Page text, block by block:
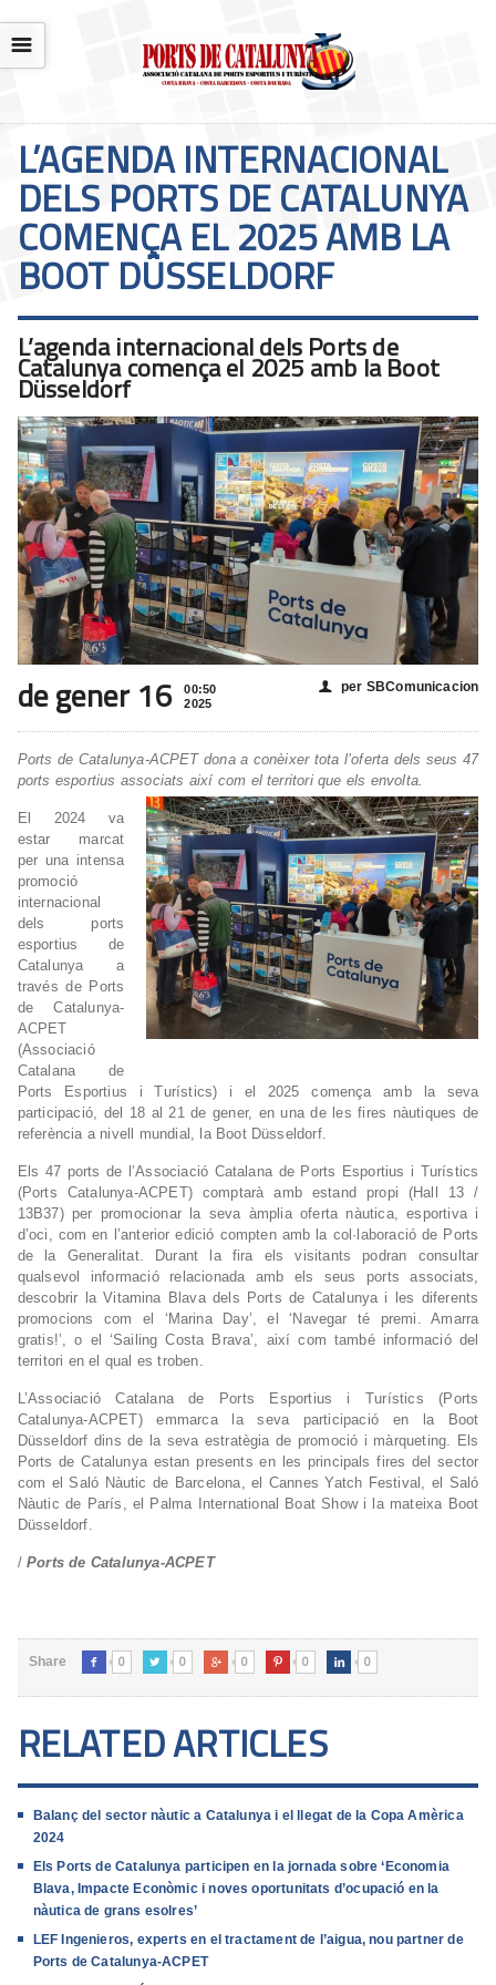
☰
L’AGENDA INTERNACIONAL
DELS PORTS DE CATALUNYA
COMENÇA EL 2025 AMB LA
BOOT DÜSSELDORF
L’agenda internacional dels Ports de
Catalunya comença el 2025 amb la Boot
Düsseldorf
de gener 16
00:50
2025
👤 per SBComunicacion
Ports de Catalunya-ACPET dona a conèixer tota l’oferta dels seus 47
ports esportius associats així com el territori que els envolta.
El 2024 va
estar marcat
per una intensa
promoció
internacional
dels ports
esportius de
Catalunya a
través de Ports
de Catalunya-
ACPET
(Associació
Catalana de
Ports Esportius i Turístics) i el 2025 comença amb la seva
participació, del 18 al 21 de gener, en una de les fires nàutiques de
referència a nivell mundial, la Boot Düsseldorf.
Els 47 ports de l’Associació Catalana de Ports Esportius i Turístics
(Ports Catalunya-ACPET) comptarà amb estand propi (Hall 13 /
13B37) per promocionar la seva àmplia oferta nàutica, esportiva i
d’oci, com en l’anterior edició compten amb la col·laboració de Ports
de la Generalitat. Durant la fira els visitants podran consultar
qualsevol informació relacionada amb els seus ports associats,
descobrir la Vitamina Blava dels Ports de Catalunya i les diferents
promocions com el ‘Marina Day’, el ‘Navegar té premi. Amarra
gratis!’, o el ‘Sailing Costa Brava’, així com també informació del
territori en el qual es troben.
L’Associació Catalana de Ports Esportius i Turístics (Ports
Catalunya-ACPET) emmarca la seva participació en la Boot
Düsseldorf dins de la seva estratègia de promoció i màrqueting. Els
Ports de Catalunya estan presents en les principals fires del sector
com el Saló Nàutic de Barcelona, el Cannes Yatch Festival, el Saló
Nàutic de París, el Palma International Boat Show i la mateixa Boot
Düsseldorf.
/Ports de Catalunya-ACPET
Share  0  0  0  0  0
RELATED ARTICLES
Balanç del sector nàutic a Catalunya i el llegat de la Copa Amèrica
2024
Els Ports de Catalunya participen en la jornada sobre ‘Economia
Blava, Impacte Econòmic i noves oportunitats d’ocupació en la
nàutica de grans esolres’
LEF Ingenieros, experts en el tractament de l’aigua, nou partner de
Ports de Catalunya-ACPET